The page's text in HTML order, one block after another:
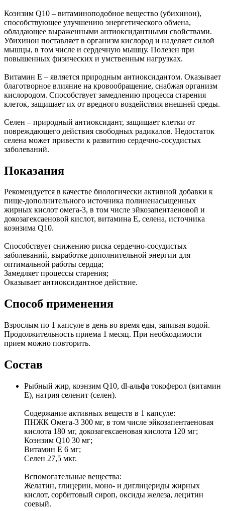
Коэнзим Q10 – витаминоподобное вещество (убихинон),
способствующее улучшению энергетического обмена,
обладающее выраженными антиоксидантными свойствами.
Убихинон поставляет в организм кислород и наделяет силой
мышцы, в том числе и сердечную мышцу. Полезен при
повышенных физических и умственным нагрузках.
Витамин Е – является природным антиоксидантом. Оказывает
благотворное влияние на кровообращение, снабжая организм
кислородом. Способствует замедлению процесса старения
клеток, защищает их от вредного воздействия внешней среды.
Селен – природный антиоксидант, защищает клетки от
повреждающего действия свободных радикалов. Недостаток
селена может привести к развитию сердечно-сосудистых
заболеваний.
Показания
Рекомендуется в качестве биологически активной добавки к
пище-дополнительного источника полиненасыщенных
жирных кислот омега-3, в том числе эйкозапентаеновой и
докозагексаеновой кислот, витамина Е, селена, источника
коэнзима Q10.
Способствует снижению риска сердечно-сосудистых
заболеваний, выработке дополнительной энергии для
оптимальной работы сердца;
Замедляет процессы старения;
Оказывает антиоксидантное действие.
Способ применения
Взрослым по 1 капсуле в день во время еды, запивая водой.
Продолжительность приема 1 месяц. При необходимости
прием можно повторить.
Состав
Рыбный жир, коэнзим Q10, dl-альфа токоферол (витамин
Е), натрия селенит (селен).
Содержание активных веществ в 1 капсуле:
ПНЖК Омега-3 300 мг, в том числе эйкозапентаеновая
кислота 180 мг, докозагексаеновая кислота 120 мг;
Коэнзим Q10 30 мг;
Витамин Е 6 мг;
Селен 27,5 мкг.
Вспомогательные вещества:
Желатин, глицерин, моно- и диглицериды жирных
кислот, сорбитовый сироп, оксиды железа, лецитин
соевый.